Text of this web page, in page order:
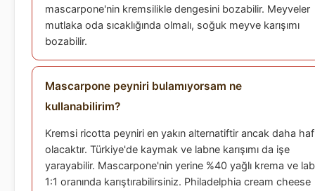
mascarpone'nin kremsilikle dengesini bozabilir. Meyveler
mutlaka oda sıcaklığında olmalı, soğuk meyve karışımı
bozabilir.
Mascarpone peyniri bulamıyorsam ne
kullanabilirim?
Kremsi ricotta peyniri en yakın alternatiftir ancak daha
olacaktır. Türkiye'de kaymak ve labne karışımı da işe
yarayabilir. Mascarpone'nin yerine %40 yağlı krema ve
1:1 oranında karıştırabilirsiniz. Philadelphia cream cheese